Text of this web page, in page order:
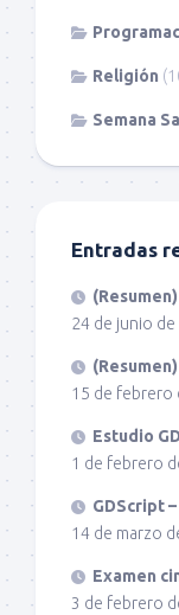
Religión
Semana
Entradas
24 de junio de
15 de febrero
Estudio
1 de febrero
GDScript
14 de marzo
Examen
3 de febrero